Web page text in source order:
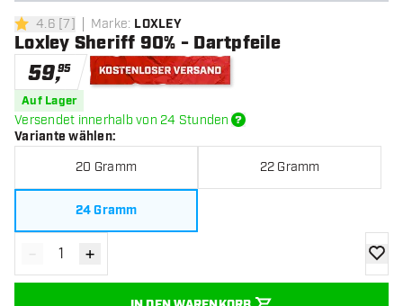
4.6 Bewertungssterne
4.6 [7] Marke: LOXLEY
Loxley Sheriff 90% - Dartpfeile
59,95
Auf Lager
Versendet innerhalb von 24 Stunden
Variante wählen:
20 Gramm 22 Gramm
24 Gramm
Menge verringern
- Menge erhöhen
+ Zur